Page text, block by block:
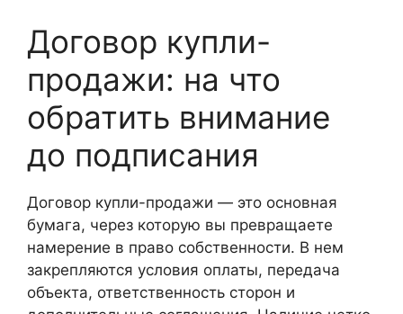
Договор купли-
продажи: на что
обратить внимание
до подписания
Договор купли-продажи — это основная
бумага, через которую вы превращаете
намерение в право собственности. В нем
закрепляются условия оплаты, передача
объекта, ответственность сторон и